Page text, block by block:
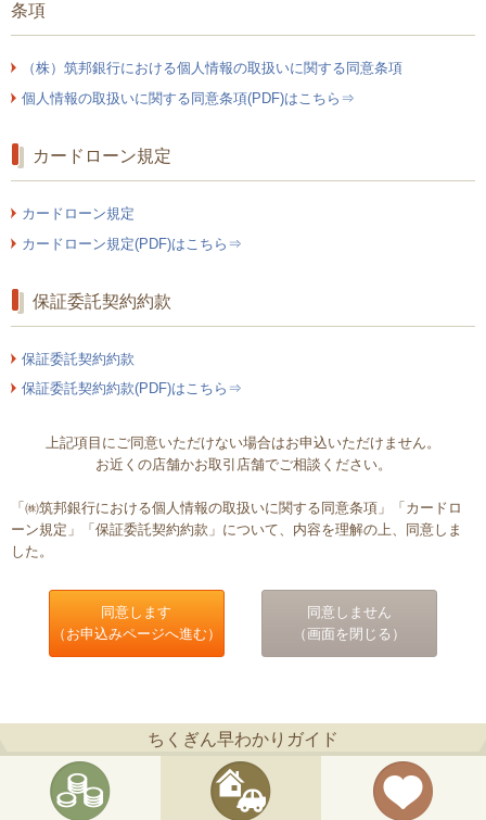
条項
（株）筑邦銀行における個人情報の取扱いに関する同意条項
個人情報の取扱いに関する同意条項(PDF)はこちら⇒
カードローン規定
カードローン規定
カードローン規定(PDF)はこちら⇒
保証委託契約約款
保証委託契約約款
保証委託契約約款(PDF)はこちら⇒
上記項目にご同意いただけない場合はお申込いただけません。
お近くの店舗かお取引店舗でご相談ください。
「㈱筑邦銀行における個人情報の取扱いに関する同意条項」「カードロ
ーン規定」「保証委託契約約款」について、内容を理解の上、同意しま
した。
同意します
（お申込みページへ進む）
同意しません
（画面を閉じる）
ちくぎん早わかりガイド